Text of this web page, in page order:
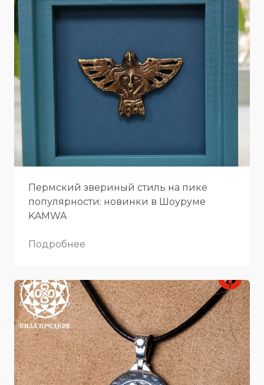
Пермский звериный стиль на пике
популярности: новинки в Шоуруме
KAMWA
Подробнее